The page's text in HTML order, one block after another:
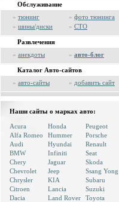
Обслуживание
» тюнинг » фото тюнинга
» шины/диски » СТО
Развлечения
» анекдоты » авто-блог
Каталог Авто-сайтов
» авто-сайты » добавить сайт
Наши сайты о марках авто:
Acura
Alfa Romeo
Audi
BMW
Chery
Chevrolet
Chrysler
Citroen
Dacia
Honda
Hummer
Hyundai
Infiniti
Jaguar
Jeep
KIA
Lancia
Land Rover
Peugeot
Porsche
Renault
Seat
Skoda
Ssang Yong
Subaru
Suzuki
Toyota